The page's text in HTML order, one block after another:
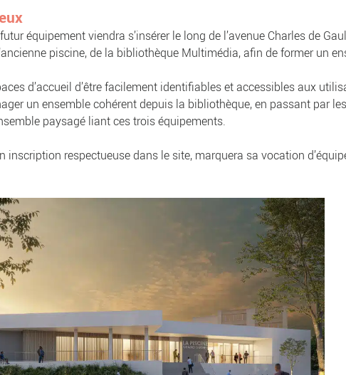
équipement viendra s’insérer le long de l’avenue Charles de
piscine, de la bibliothèque Multimédia, afin de former un
d’accueil d’être facilement identifiables et accessibles aux
un ensemble cohérent depuis la bibliothèque, en passant par
paysagé liant ces trois équipements.
respectueuse dans le site, marquera sa vocation